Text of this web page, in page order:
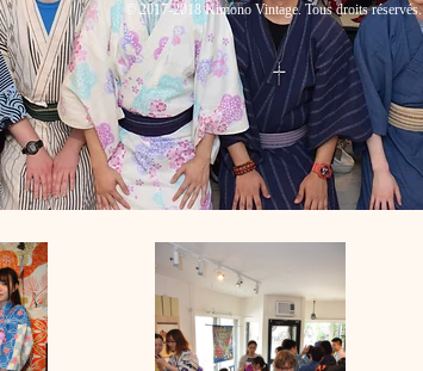
© 2017-2018 Kimono Vintage. Tous droits réservés.